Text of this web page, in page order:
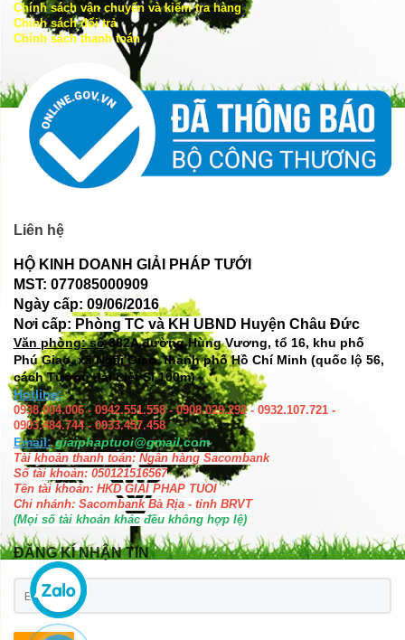
Chính sách vận chuyển và kiểm tra hàng
Chính sách đổi trả
Chính sách thanh toán
Liên hệ
HỘ KINH DOANH GIẢI PHÁP TƯỚI
MST: 077085000909
Ngày cấp: 09/06/2016
Nơi cấp: Phòng TC và KH UBND Huyện Châu Đức
Văn phòng: số382A đường Hùng Vương, tổ 16, khu phố
Phú Giao, xã Ngãi Giao, thành phố Hồ Chí Minh (quốc lộ 56,
cách Tượng đài Liệt Sĩ 100m)
Hotline:
0938.004.006 - 0942.551.558 - 0908.029.292 - 0932.107.721 -
0903.484.744 - 0933.457.458
Email: giaiphaptuoi@gmail.com
Tài khoản thanh toán: Ngân hàng Sacombank
Số tài khoản: 050121516567
Tên tài khoản: HKD GIAI PHAP TUOI
Chi nhánh: Sacombank Bà Rịa - tỉnh BRVT
(Mọi số tài khoản khác đều không hợp lệ)
ĐĂNG KÍ NHẬN TIN